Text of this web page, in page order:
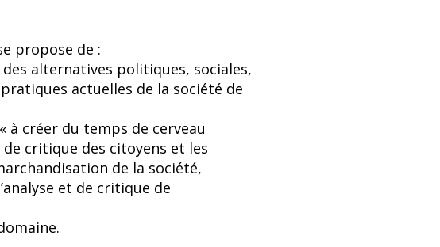
propose de :
alternatives politiques, sociales,
actuelles de la société de
créer du temps de cerveau
critique des citoyens et les
de la société,
et de critique de